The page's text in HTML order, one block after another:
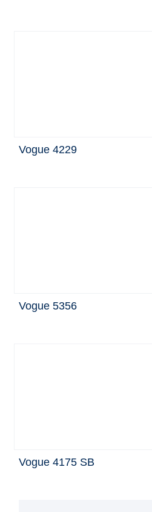
Vogue 4229
Vogue 5356
Vogue 4175 SB